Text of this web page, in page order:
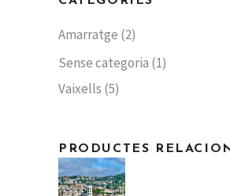
Amarratge (2)
Sense categoria (1)
Vaixells (5)
PRODUCTES